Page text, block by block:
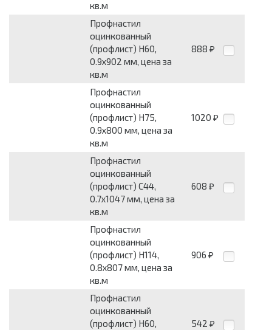
кв.м
Профнастил
оцинкованный
(профлист) Н60,
0.9х902 мм, цена за
кв.м
888 ₽
Профнастил
оцинкованный
(профлист) Н75,
0.9х800 мм, цена за
кв.м
1020 ₽
Профнастил
оцинкованный
(профлист) С44,
0.7х1047 мм, цена за
кв.м
608 ₽
Профнастил
оцинкованный
(профлист) Н114,
0.8х807 мм, цена за
кв.м
906 ₽
Профнастил
оцинкованный
(профлист) Н60,
542 ₽